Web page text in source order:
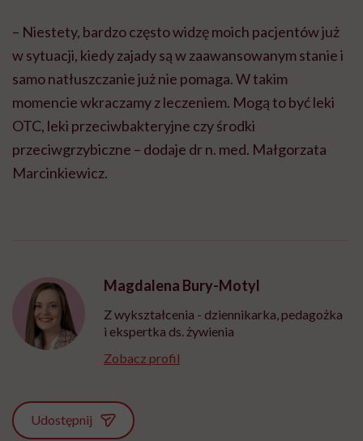
– Niestety, bardzo często widzę moich pacjentów już
w sytuacji, kiedy zajady są w zaawansowanym stanie i
samo natłuszczanie już nie pomaga. W takim
momencie wkraczamy z leczeniem. Mogą to być leki
OTC, leki przeciwbakteryjne czy środki
przeciwgrzybiczne – dodaje dr n. med. Małgorzata
Marcinkiewicz.
Magdalena Bury-Motyl
Z wykształcenia - dziennikarka, pedagożka
i ekspertka ds. żywienia
Zobacz profil
Udostępnij